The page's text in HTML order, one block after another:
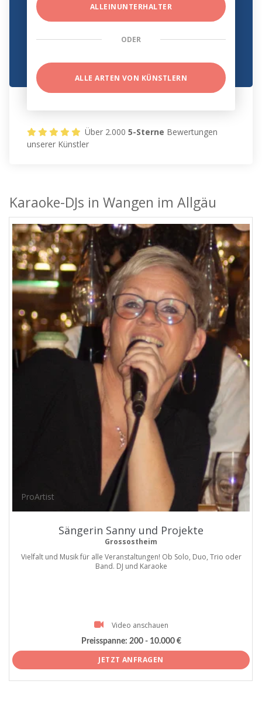
ALLEINUNTERHALTER
ODER
ALLE ARTEN VON KÜNSTLERN
Über 2.0005-Sterne Bewertungen
unserer Künstler
Karaoke-DJs in Wangen im Allgäu
ProArtist
Sängerin Sanny und Projekte
Grossostheim
Vielfalt und Musik für alle Veranstaltungen! Ob Solo, Duo, Trio oder
Band. DJ und Karaoke
Video anschauen
Preisspanne: 200 - 10.000 €
JETZT ANFRAGEN